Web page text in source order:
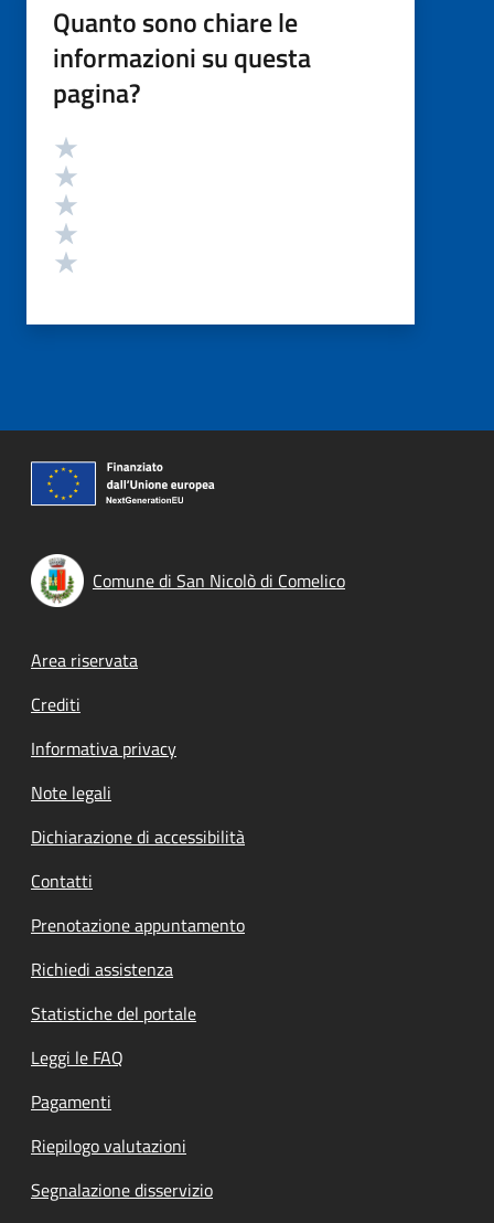
Quanto sono chiare le
informazioni su questa
pagina?
Valutazione
Comune di San Nicolò di Comelico
Footer menu
Area riservata
Crediti
Informativa privacy
Note legali
Dichiarazione di accessibilità
Contatti
Prenotazione appuntamento
Richiedi assistenza
Statistiche del portale
Leggi le FAQ
Pagamenti
Riepilogo valutazioni
Segnalazione disservizio